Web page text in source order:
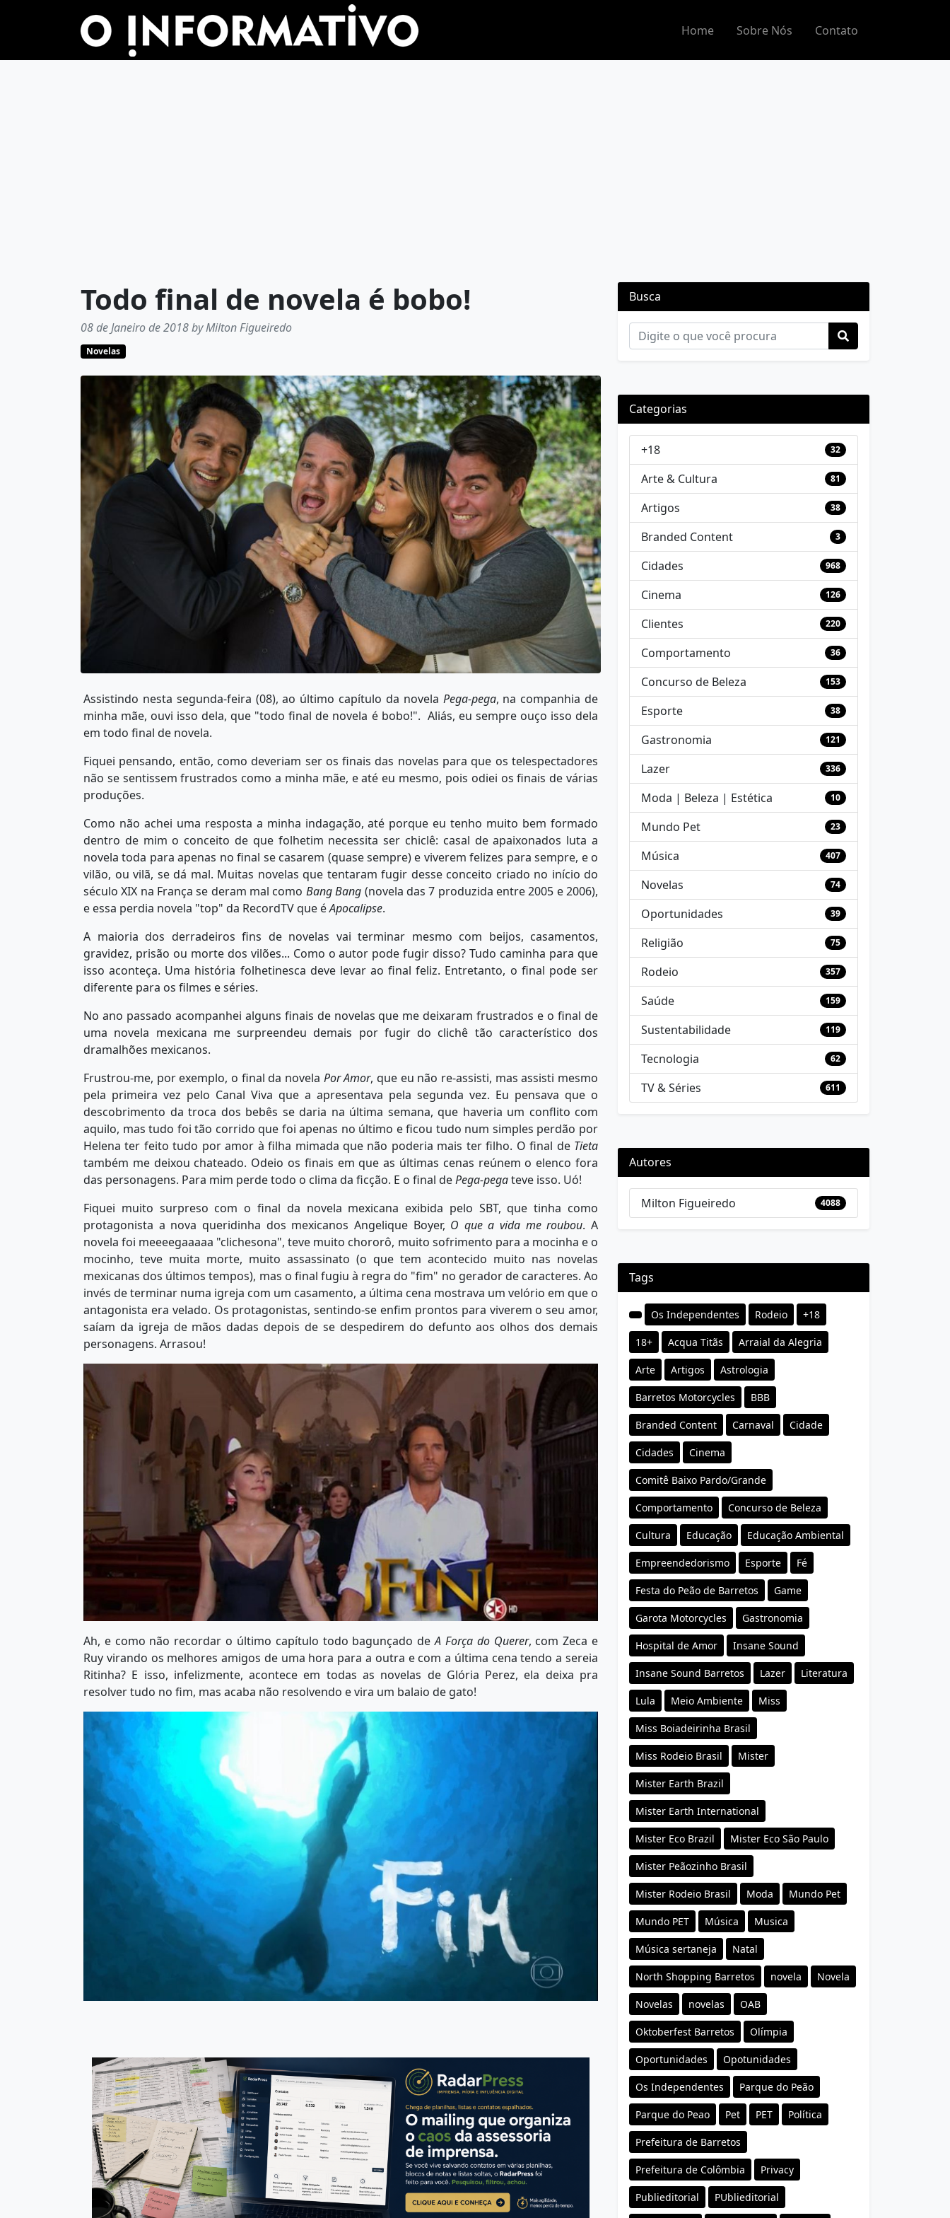
Home Sobre Nós Contato
Todo final de novela é bobo!
08 de Janeiro de 2018 by Milton Figueiredo
Novelas
Assistindo nesta segunda-feira (08), ao último capítulo da novela Pega-pega, na companhia de
minha mãe, ouvi isso dela, que "todo final de novela é bobo!". Aliás, eu sempre ouço isso dela
em todo final de novela.
Fiquei pensando, então, como deveriam ser os finais das novelas para que os telespectadores
não se sentissem frustrados como a minha mãe, e até eu mesmo, pois odiei os finais de várias
produções.
Como não achei uma resposta a minha indagação, até porque eu tenho muito bem formado
dentro de mim o conceito de que folhetim necessita ser chiclê: casal de apaixonados luta a
novela toda para apenas no final se casarem (quase sempre) e viverem felizes para sempre, e o
vilão, ou vilã, se dá mal. Muitas novelas que tentaram fugir desse conceito criado no início do
século XIX na França se deram mal como Bang Bang (novela das 7 produzida entre 2005 e 2006),
e essa perdia novela "top" da RecordTV que éApocalipse.
A maioria dos derradeiros fins de novelas vai terminar mesmo com beijos, casamentos,
gravidez, prisão ou morte dos vilões... Como o autor pode fugir disso? Tudo caminha para que
isso aconteça. Uma história folhetinesca deve levar ao final feliz. Entretanto, o final pode ser
diferente para os filmes e séries.
No ano passado acompanhei alguns finais de novelas que me deixaram frustrados e o final de
uma novela mexicana me surpreendeu demais por fugir do clichê tão característico dos
dramalhões mexicanos.
Frustrou-me, por exemplo, o final da novela Por Amor, que eu não re-assisti, mas assisti mesmo
pela primeira vez pelo Canal Viva que a apresentava pela segunda vez. Eu pensava que o
descobrimento da troca dos bebês se daria na última semana, que haveria um conflito com
aquilo, mas tudo foi tão corrido que foi apenas no último e ficou tudo num simples perdão por
Helena ter feito tudo por amor à filha mimada que não poderia mais ter filho. O final de Tieta
também me deixou chateado. Odeio os finais em que as últimas cenas reúnem o elenco fora
das personagens. Para mim perde todo o clima da ficção. E o final dePega-pegateve isso. Uó!
Fiquei muito surpreso com o final da novela mexicana exibida pelo SBT, que tinha como
protagonista a nova queridinha dos mexicanos Angelique Boyer, O que a vida me roubou. A
novela foi meeeegaaaaa "clichesona", teve muito chororô, muito sofrimento para a mocinha e o
mocinho, teve muita morte, muito assassinato (o que tem acontecido muito nas novelas
mexicanas dos últimos tempos), mas o final fugiu à regra do "fim" no gerador de caracteres. Ao
invés de terminar numa igreja com um casamento, a última cena mostrava um velório em que o
antagonista era velado. Os protagonistas, sentindo-se enfim prontos para viverem o seu amor,
saíam da igreja de mãos dadas depois de se despedirem do defunto aos olhos dos demais
personagens. Arrasou!
Ah, e como não recordar o último capítulo todo bagunçado deA Força do Querer, com Zeca e
Ruy virando os melhores amigos de uma hora para a outra e com a última cena tendo a sereia
Ritinha? E isso, infelizmente, acontece em todas as novelas de Glória Perez, ela deixa pra
resolver tudo no fim, mas acaba não resolvendo e vira um balaio de gato!
Busca
Categorias
+18 32
Arte & Cultura 81
Artigos 38
Branded Content 3
Cidades 968
Cinema 126
Clientes 220
Comportamento 36
Concurso de Beleza 153
Esporte 38
Gastronomia 121
Lazer 336
Moda | Beleza | Estética 10
Mundo Pet 23
Música 407
Novelas 74
Oportunidades 39
Religião 75
Rodeio 357
Saúde 159
Sustentabilidade 119
Tecnologia 62
TV & Séries 611
Autores
Milton Figueiredo 4088
Tags
Os Independentes Rodeio +18
18+ Acqua Titãs Arraial da Alegria
Arte Artigos Astrologia
Barretos Motorcycles BBB
Branded Content Carnaval Cidade
Cidades Cinema
Comitê Baixo Pardo/Grande
Comportamento Concurso de Beleza
Cultura Educação Educação Ambiental
Empreendedorismo Esporte Fé
Festa do Peão de Barretos Game
Garota Motorcycles Gastronomia
Hospital de Amor Insane Sound
Insane Sound Barretos Lazer Literatura
Lula Meio Ambiente Miss
Miss Boiadeirinha Brasil
Miss Rodeio Brasil Mister
Mister Earth Brazil
Mister Earth International
Mister Eco Brazil Mister Eco São Paulo
Mister Peãozinho Brasil
Mister Rodeio Brasil Moda Mundo Pet
Mundo PET Música Musica
Música sertaneja Natal
North Shopping Barretos novela Novela
Novelas novelas OAB
Oktoberfest Barretos Olímpia
Oportunidades Opotunidades
Os Independentes Parque do Peão
Parque do Peao Pet PET Política
Prefeitura de Barretos
Prefeitura de Colômbia Privacy
Publieditorial PUblieditorial